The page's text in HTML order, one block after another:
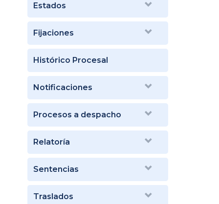
Estados
Fijaciones
Histórico Procesal
Notificaciones
Procesos a despacho
Relatoría
Sentencias
Traslados